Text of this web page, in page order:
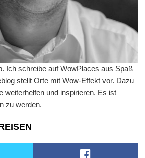
Ich schreibe auf WowPlaces aus Spaß
stellt Orte mit Wow-Effekt vor. Dazu
weiterhelfen und inspirieren. Es ist
zu werden.